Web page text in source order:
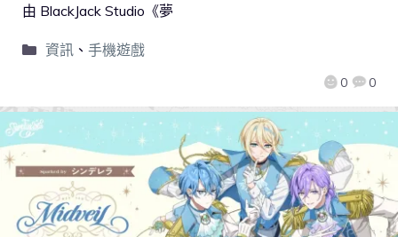
0 0
由 BlackJack Studio《夢
資訊、 手機遊戲